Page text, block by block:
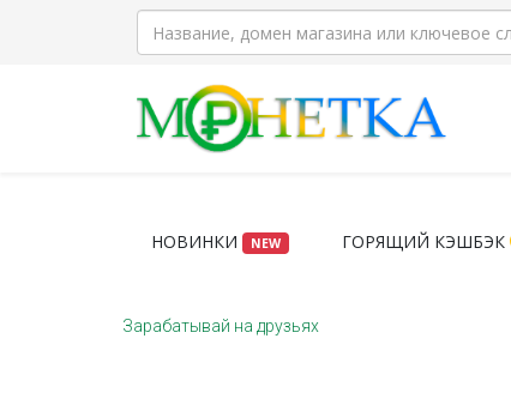
НОВИНКИ NEW ГОРЯЩИЙ КЭШБЭК
Зарабатывай на друзьях